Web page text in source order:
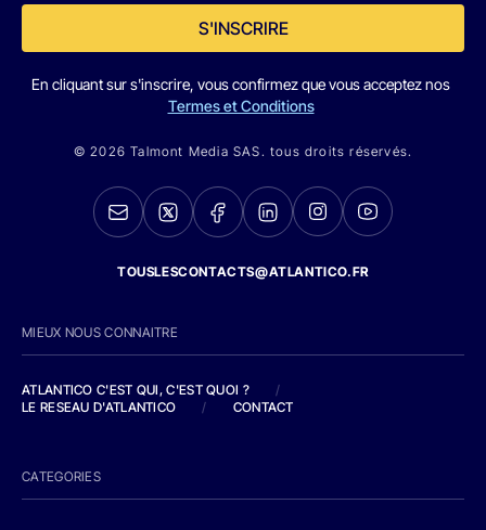
S'INSCRIRE
En cliquant sur s'inscrire, vous confirmez que vous acceptez nos
Termes et Conditions
© 2026 Talmont Media SAS. tous droits réservés.
TOUSLESCONTACTS@ATLANTICO.FR
MIEUX NOUS CONNAITRE
ATLANTICO C'EST QUI, C'EST QUOI ?
/
LE RESEAU D'ATLANTICO
/ CONTACT
CATEGORIES